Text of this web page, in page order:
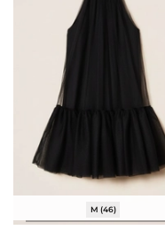
M (46)